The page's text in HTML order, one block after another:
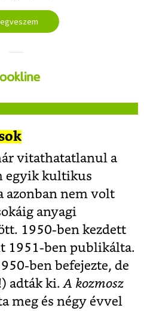
vitathatatlanul a
egyik kultikus
azonban nem volt
anyagi
1950-ben kezdett
1951-ben publikálta.
ben befejezte, de
adták ki. A kozmosz
meg és négy évvel